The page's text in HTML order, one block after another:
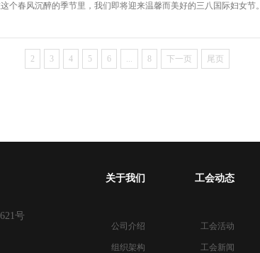
个春风沉醉的季节里，我们即将迎来温馨而美好的三八国际妇女节。
2 3 4 5 6 ... 8 下一页 尾页
号
关于我们
公司介绍
组织架构
工会动态
工会活动
工会新闻